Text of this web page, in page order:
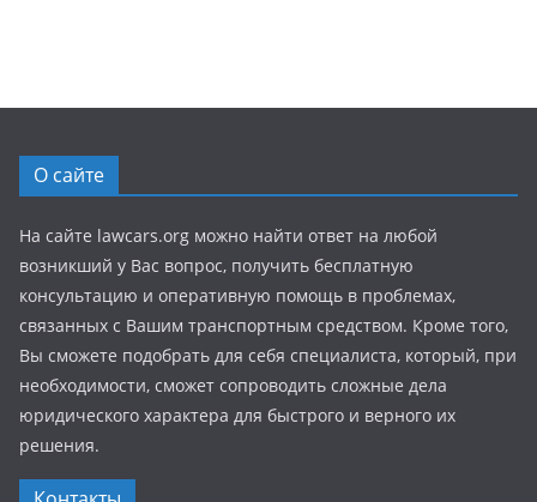
О сайте
На сайте lawcars.org можно найти ответ на любой
возникший у Вас вопрос, получить бесплатную
консультацию и оперативную помощь в проблемах,
связанных с Вашим транспортным средством. Кроме того,
Вы сможете подобрать для себя специалиста, который, при
необходимости, сможет сопроводить сложные дела
юридического характера для быстрого и верного их
решения.